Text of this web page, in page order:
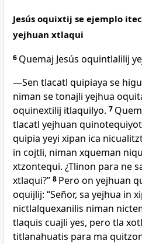
Jesús oquixtij se ejemplo
yejhuan xtlaqui
6 Quemaj Jesús oquintlalilij
―Sen tlacatl quipiaya se
niman se tonajli yejhua
oquinextilij itlaquilyo. 7
tlacatl yejhuan
quipia yeyi xipan ica
in cojtli, niman xqueman
xtzontequi. ¿Tlinon para ne
xtlaqui?” 8 Pero on yejhuan
oquijlij: “Señor, sa yejhua in
nictlalquexanilis niman
tlaquis cuajli yes, pero tla
titlanahuatis para ma